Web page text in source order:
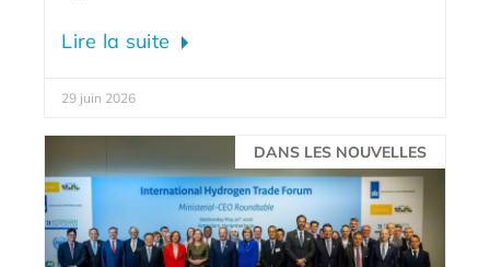
Lire la suite
29 juin 2026
DANS LES NOUVELLES